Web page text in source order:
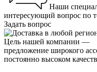
Наши
интересующий вопрос по
Задать вопрос
Цель нашей компании —
предложение широкого
постоянно высоком